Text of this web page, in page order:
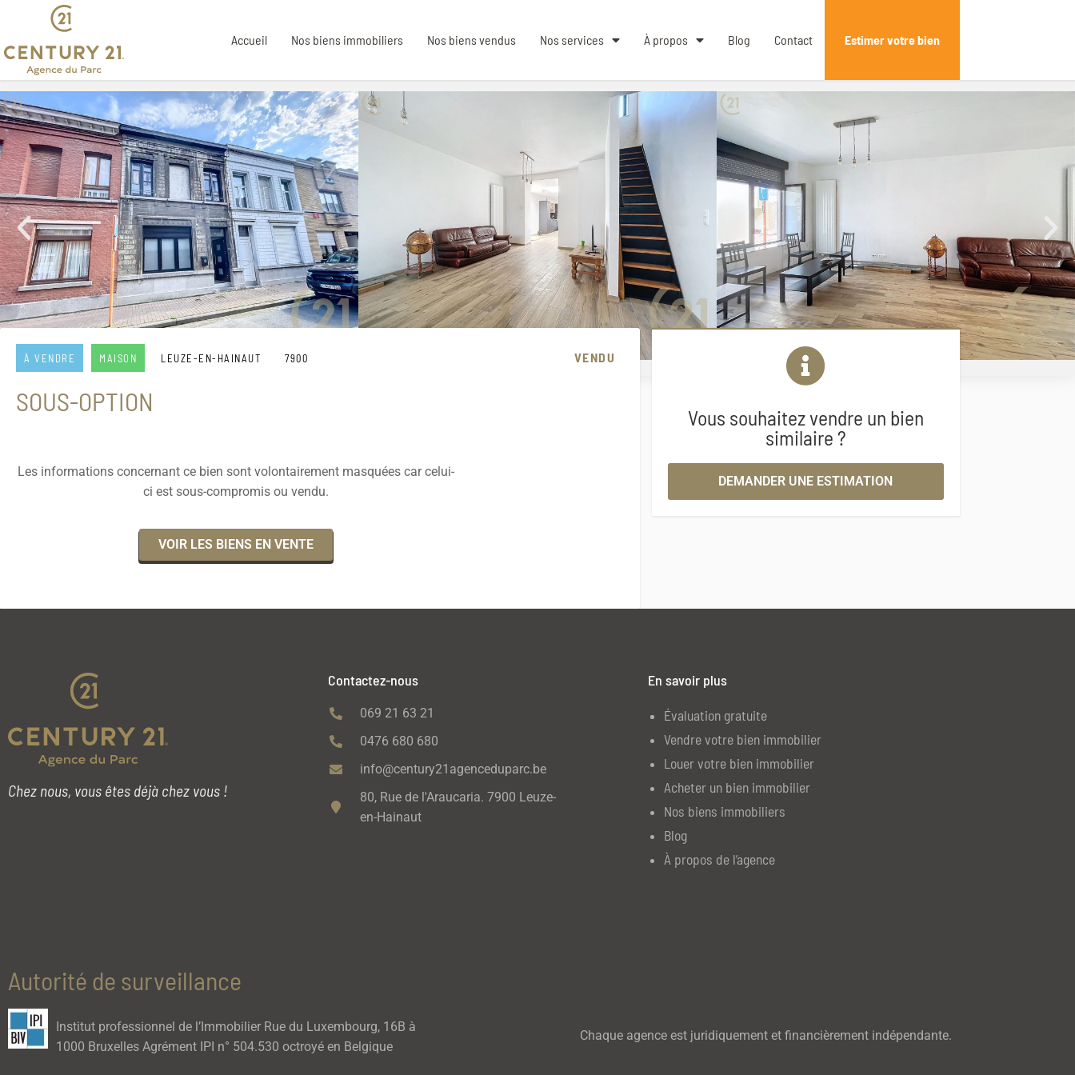
Accueil Nos biens immobiliers Nos biens vendus Nos services À propos Blog Contact Estimer votre bien
À VENDRE MAISON LEUZE-EN-HAINAUT 7900 VENDU
SOUS-OPTION
Les informations concernant ce bien sont volontairement masquées car celui-
ci est sous-compromis ou vendu.
VOIR LES BIENS EN VENTE
Vous souhaitez vendre un bien
similaire ?
DEMANDER UNE ESTIMATION
Chez nous, vous êtes déjà chez vous !
Contactez-nous
069 21 63 21
0476 680 680
info@century21agenceduparc.be
80, Rue de l'Araucaria. 7900 Leuze-
en-Hainaut
En savoir plus
Évaluation gratuite
Vendre votre bien immobilier
Louer votre bien immobilier
Acheter un bien immobilier
Nos biens immobiliers
Blog
À propos de l’agence
Autorité de surveillance
Institut professionnel de l’Immobilier Rue du Luxembourg, 16B à
1000 Bruxelles Agrément IPI n° 504.530 octroyé en Belgique
Chaque agence est juridiquement et financièrement indépendante.